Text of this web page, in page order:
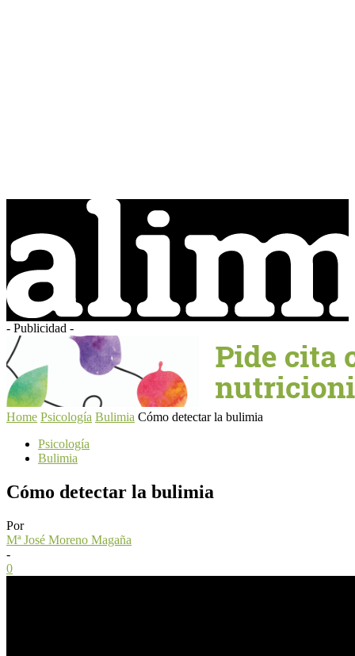
- Publicidad -
Home Psicología Bulimia Cómo detectar la bulimia
Psicología
Bulimia
Cómo detectar la bulimia
Por
Mª José Moreno Magaña
-
0